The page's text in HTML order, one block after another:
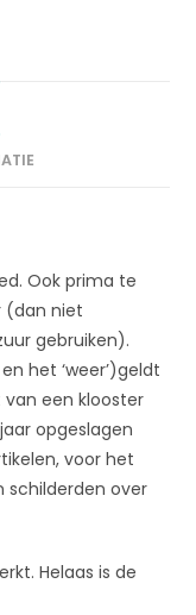
Ook prima te
(dan niet
gebruiken).
het ‘weer’)geldt
van een klooster
opgeslagen
voor het
schilderden over
Helaas is de